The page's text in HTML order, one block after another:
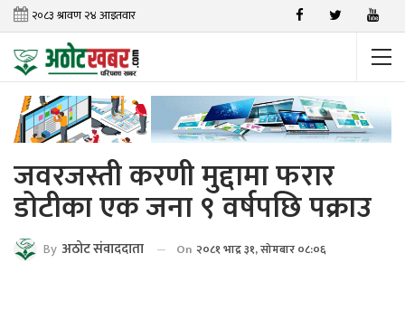
जवरजस्ती करणी मुद्दामा फरार
डोटीका एक जना ९ वर्षपछि पक्राउ
By अठाेट संवाददाता On २०८१ भाद्र ३१, सोमबार ०८:०६